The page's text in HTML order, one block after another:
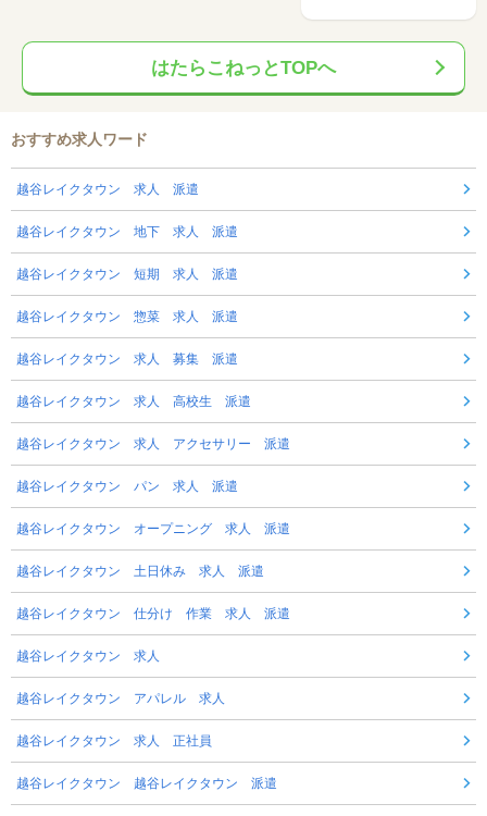
はたらこねっとTOPへ
おすすめ求人ワード
越谷レイクタウン 求人 派遣
越谷レイクタウン 地下 求人 派遣
越谷レイクタウン 短期 求人 派遣
越谷レイクタウン 惣菜 求人 派遣
越谷レイクタウン 求人 募集 派遣
越谷レイクタウン 求人 高校生 派遣
越谷レイクタウン 求人 アクセサリー 派遣
越谷レイクタウン パン 求人 派遣
越谷レイクタウン オープニング 求人 派遣
越谷レイクタウン 土日休み 求人 派遣
越谷レイクタウン 仕分け 作業 求人 派遣
越谷レイクタウン 求人
越谷レイクタウン アパレル 求人
越谷レイクタウン 求人 正社員
越谷レイクタウン 越谷レイクタウン 派遣